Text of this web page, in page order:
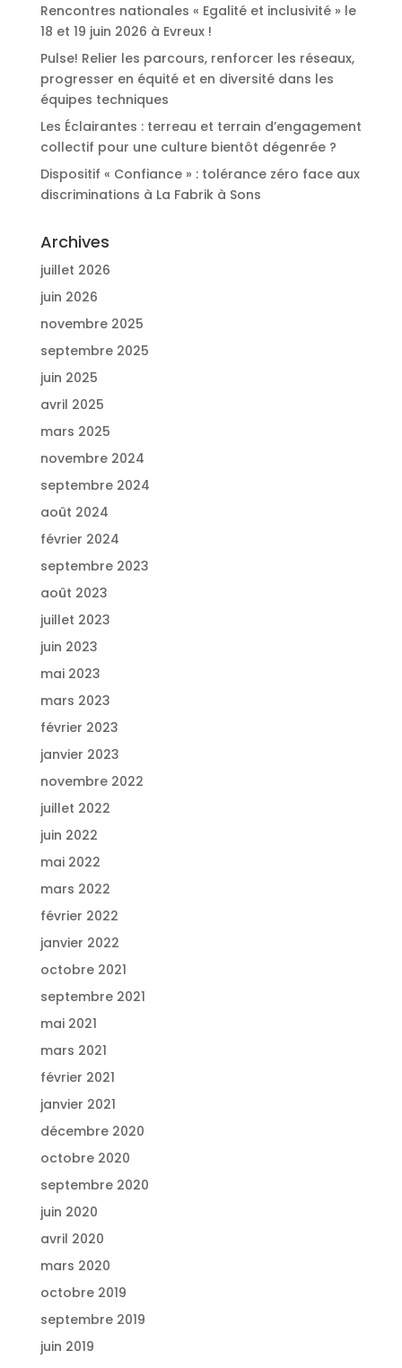
Rencontres nationales « Egalité et inclusivité » le
18 et 19 juin 2026 à Evreux !
Pulse! Relier les parcours, renforcer les réseaux,
progresser en équité et en diversité dans les
équipes techniques
Les Éclairantes : terreau et terrain d’engagement
collectif pour une culture bientôt dégenrée ?
Dispositif « Confiance » : tolérance zéro face aux
discriminations à La Fabrik à Sons
Archives
juillet 2026
juin 2026
novembre 2025
septembre 2025
juin 2025
avril 2025
mars 2025
novembre 2024
septembre 2024
août 2024
février 2024
septembre 2023
août 2023
juillet 2023
juin 2023
mai 2023
mars 2023
février 2023
janvier 2023
novembre 2022
juillet 2022
juin 2022
mai 2022
mars 2022
février 2022
janvier 2022
octobre 2021
septembre 2021
mai 2021
mars 2021
février 2021
janvier 2021
décembre 2020
octobre 2020
septembre 2020
juin 2020
avril 2020
mars 2020
octobre 2019
septembre 2019
juin 2019